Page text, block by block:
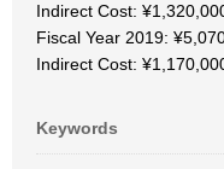
Indirect Cost:
Fiscal Year 2019:
Indirect Cost:
Keywords